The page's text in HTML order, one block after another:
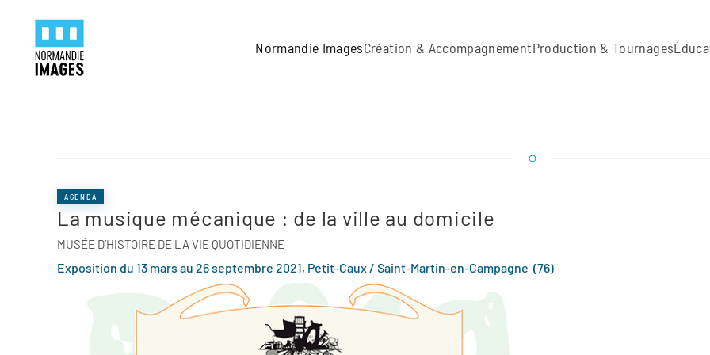
Skip to main content
Normandie ImagesCréation & AccompagnementProduction & Tournages
AGENDA
La musique mécanique : de la ville au domicile
MUSÉE D’HISTOIRE DE LA VIE QUOTIDIENNE
Exposition du 13 mars au 26 septembre 2021, Petit-Caux / Saint-Martin-en-Campagne (76)